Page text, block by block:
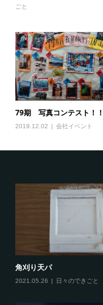
ごと
79期 写真コンテスト！！
2019.12.02 会社イベント
角刈り天パ
2021.05.26 日々のできごと